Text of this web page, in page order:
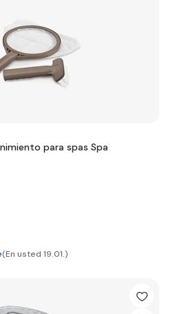
para spas Spa
(En usted 19.01.)